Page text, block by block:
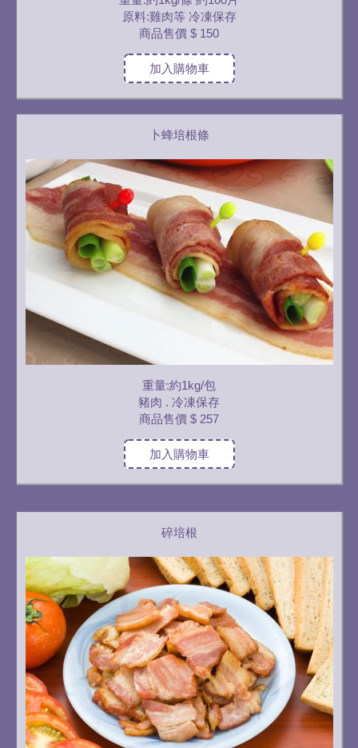
原料:雞肉等 冷凍保存
商品售價 $ 150
加入購物車
卜蜂培根條
重量:約1kg/包
豬肉 . 冷凍保存
商品售價 $ 257
加入購物車
碎培根